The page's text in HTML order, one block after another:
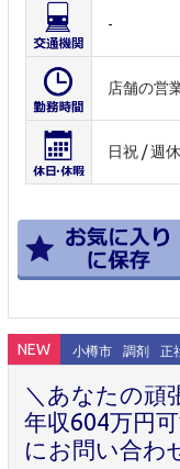
-
店舗の営
日祝 / 週
NEW 小樽市 調剤 正
＼あなたの頑
年収604万円
にお問い合わ